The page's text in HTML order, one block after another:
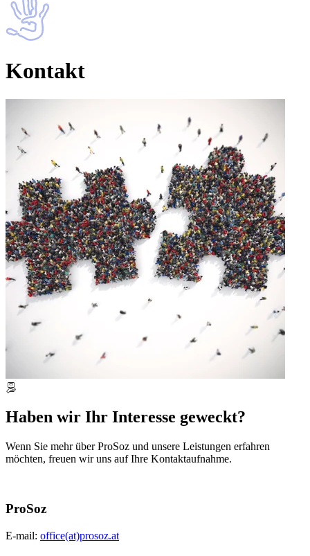
Kontakt
Haben wir Ihr Interesse geweckt?
Wenn Sie mehr über ProSoz und unsere Leistungen erfahren
möchten, freuen wir uns auf Ihre Kontaktaufnahme.
ProSoz
E-mail: office(at)prosoz.at